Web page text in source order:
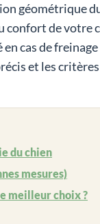
géométrique
de votre
cas de
et les
du chien
mesures)
meilleur choix ?